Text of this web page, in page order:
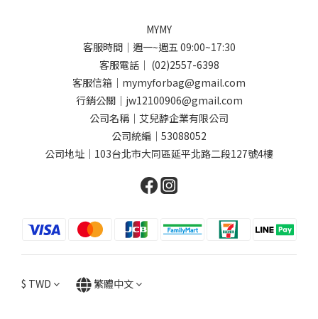
MYMY
客服時間｜週一~週五 09:00~17:30
客服電話｜ (02)2557-6398
客服信箱｜mymyforbag@gmail.com
行銷公關｜jw12100906@gmail.com
公司名稱｜艾兒馞企業有限公司
公司統編｜53088052
公司地址｜103台北市大同區延平北路二段127號4樓
$ TWD 繁體中文